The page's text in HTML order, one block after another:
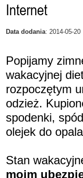
Internet
Data dodania: 2014-05-20
Popijamy
wakacyjnej
rozpoczętym
odzież.
spodenki,
olejek do
Stan
moim